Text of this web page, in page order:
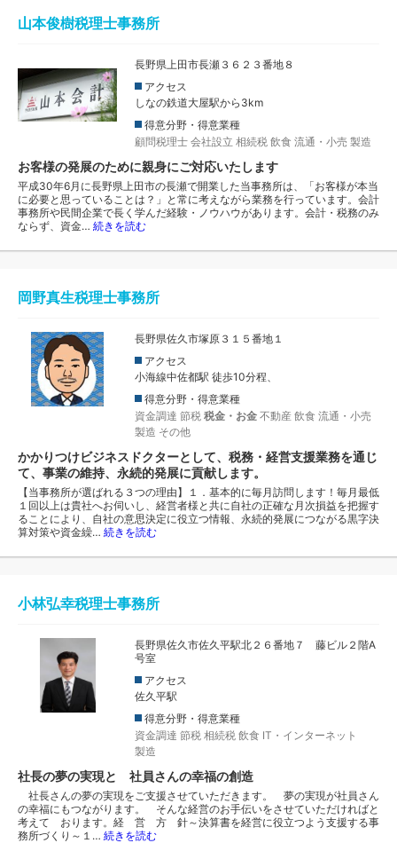
山本俊樹税理士事務所
長野県上田市長瀬３６２３番地８
アクセス
しなの鉄道大屋駅から3km
得意分野・得意業種
顧問税理士 会社設立 相続税 飲食 流通・小売 製造
お客様の発展のために親身にご対応いたします
平成30年6月に長野県上田市の長瀬で開業した当事務所は、「お客様が本当
に必要と思っていることは？」と常に考えながら業務を行っています。会計
事務所や民間企業で長く学んだ経験・ノウハウがあります。会計・税務のみ
ならず、資金… 続きを読む
岡野真生税理士事務所
長野県佐久市塚原３１５番地１
アクセス
小海線中佐都駅 徒歩10分程、
得意分野・得意業種
資金調達 節税 税金・お金 不動産 飲食 流通・小売
製造 その他
かかりつけビジネスドクターとして、税務・経営支援業務を通じ
て、事業の維持、永続的発展に貢献します。
【当事務所が選ばれる３つの理由】１．基本的に毎月訪問します！毎月最低
１回以上は貴社へお伺いし、経営者様と共に自社の正確な月次損益を把握す
ることにより、自社の意思決定に役立つ情報、永続的発展につながる黒字決
算対策や資金繰… 続きを読む
小林弘幸税理士事務所
長野県佐久市佐久平駅北２６番地７ 藤ビル２階A
号室
アクセス
佐久平駅
得意分野・得意業種
資金調達 節税 相続税 飲食 IT・インターネット
製造
社長の夢の実現と 社員さんの幸福の創造
社長さんの夢の実現をご支援させていただきます。 夢の実現が社員さん
の幸福にもつながります。 そんな経営のお手伝いをさせていただければと
考えて おります。経 営 方 針～決算書を経営に役立つよう支援する事
務所づくり～１… 続きを読む